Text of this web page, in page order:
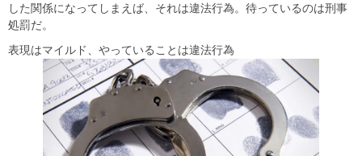
した関係になってしまえば、それは違法行為。待っているのは刑事
処罰だ。
表現はマイルド、やっていることは違法行為